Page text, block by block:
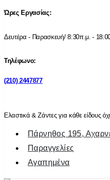
Ώρες Εργασίας:
Δευτέρα - Παρασκευή/ 8:30π.μ. -
Τηλέφωνο:
(210) 2447877
Ελαστικά & Ζάντες για κάθε είδους
Πάρνηθος 195,
Παραγγελίες
Αγαπημένα